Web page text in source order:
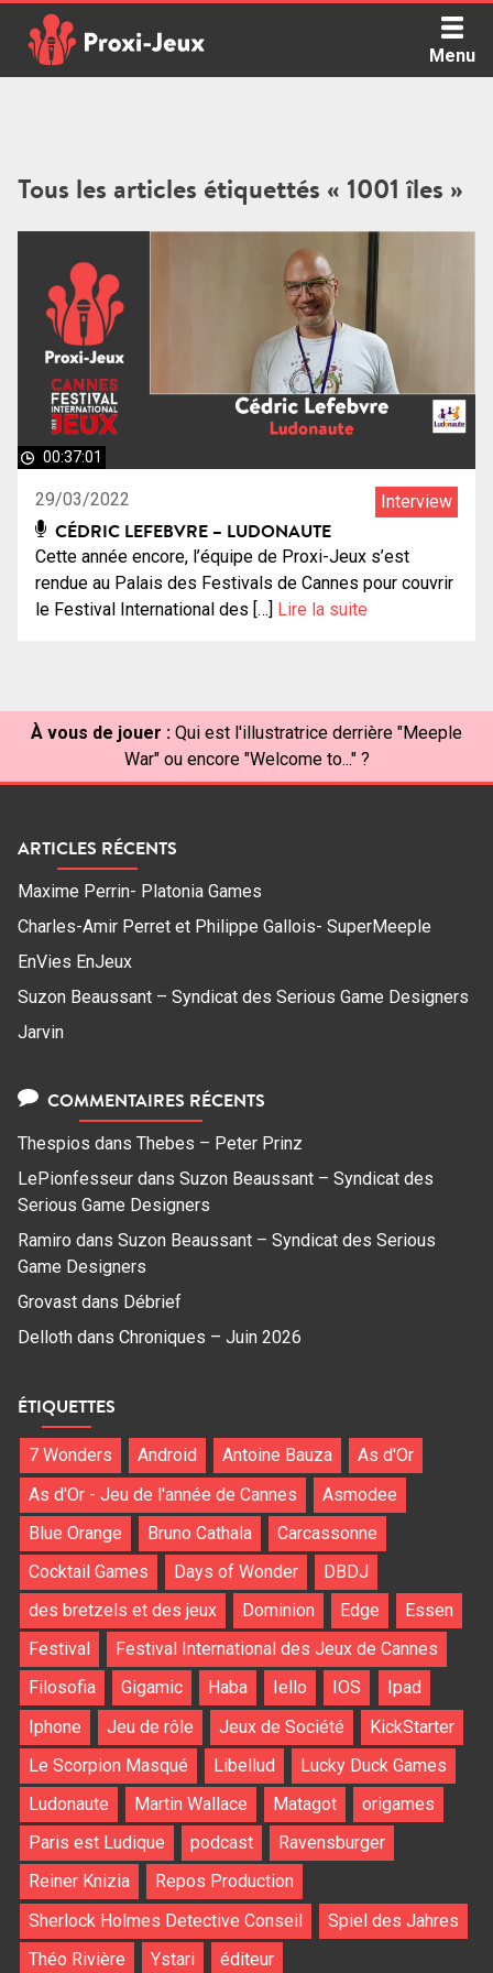
content
Menu
Tous les articles étiquettés « 1001 îles »
00:37:01
29/03/2022 Interview
CÉDRIC LEFEBVRE – LUDONAUTE
Cette année encore, l’équipe de Proxi-Jeux s’est
rendue au Palais des Festivals de Cannes pour couvrir
le Festival International des […] Lire la suite
À vous de jouer : Qui est l'illustratrice derrière "Meeple
War" ou encore "Welcome to..." ?
ARTICLES RÉCENTS
Maxime Perrin- Platonia Games
Charles-Amir Perret et Philippe Gallois- SuperMeeple
EnVies EnJeux
Suzon Beaussant – Syndicat des Serious Game Designers
Jarvin
COMMENTAIRES RÉCENTS
Thespios dans Thebes – Peter Prinz
LePionfesseur dans Suzon Beaussant – Syndicat des
Serious Game Designers
Ramiro dans Suzon Beaussant – Syndicat des Serious
Game Designers
Grovast dans Débrief
Delloth dans Chroniques – Juin 2026
ÉTIQUETTES
7 Wonders Android Antoine Bauza
As d'Or
As d'Or - Jeu de l'année de Cannes
Asmodee
Blue Orange
Bruno Cathala
Carcassonne
Cocktail Games
Days of Wonder
DBDJ
des bretzels et des jeux
Dominion Edge
Essen
Festival
Festival International des Jeux de Cannes
Filosofia
Gigamic Haba Iello IOS
Ipad
Iphone
Jeu de rôle Jeux de Société
KickStarter
Le Scorpion Masqué
Libellud
Lucky Duck Games
Ludonaute
Martin Wallace Matagot
origames
Paris est Ludique
podcast
Ravensburger
Reiner Knizia
Repos Production
Sherlock Holmes Detective Conseil
Spiel des Jahres
Théo Rivière
Ystari éditeur